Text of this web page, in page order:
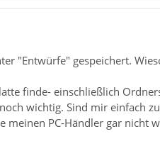
"Entwürfe" gespeichert.
finde- einschließlich
wichtig. Sind mir einfach
meinen PC-Händler gar nicht